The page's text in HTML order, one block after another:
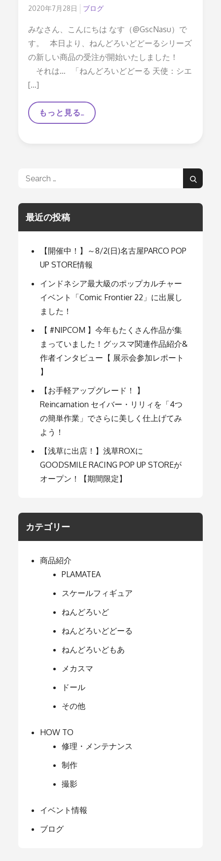
Posted
2020年7月28日 ブログ
みなさん、こんにちは なす（@GscNasu）で
す。 本日より、ねんどろいどどーるシリーズ
の新しい商品の受注が開始いたしました！
それは… 「ねんどろいどどーる 天使：シエ
[…]
【本
日
新
ん
ど
ろ
い
ー
る
に
い
て
イ
ン
タ
ュ
ー
もっと見る…
Search
Search
最近の投稿
【開催中！】～8/2(日)名古屋PARCO POP
UP STORE情報
インドネシア最大級のポップカルチャー
イベント「Comic Frontier 22」に出展し
ました！
【 #NIPCOM 】今年もたくさん作品が集
まっていました！グッスマ関連作品紹介&
作者インタビュー【 展示会参加レポート
】
【お手軽アップグレード！ 】
Reincarnation セイバー・リリィを「4つ
の簡単作業」でさらに美しく仕上げてみ
よう！
【浅草に出店！】浅草ROXに
GOODSMILE RACING POP UP STOREが
オープン！【期間限定】
カテゴリー
商品紹介
PLAMATEA
スケールフィギュア
ねんどろいど
ねんどろいどどーる
ねんどろいどもあ
メカスマ
ドール
その他
HOW TO
修理・メンテナンス
制作
撮影
イベント情報
ブログ